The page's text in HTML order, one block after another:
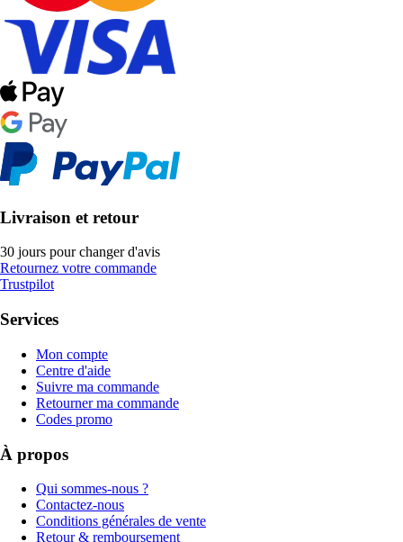
Livraison et retour
30 jours pour changer d'avis
Retournez votre commande
Trustpilot
Services
Mon compte
Centre d'aide
Suivre ma commande
Retourner ma commande
Codes promo
À propos
Qui sommes-nous ?
Contactez-nous
Conditions générales de vente
Retour & remboursement